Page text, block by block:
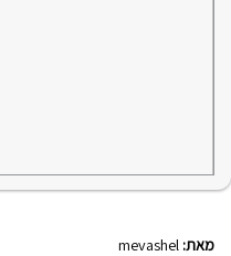
מאת: mevashel